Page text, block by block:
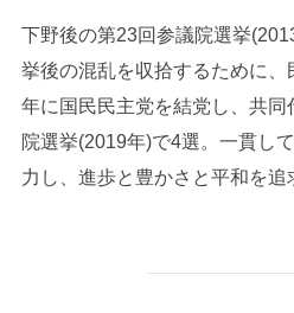
下野後の第23回参議院選挙
挙後の混乱を収拾するために
年に国民民主党を結党し、共
院選挙(2019年)で4選。一貫し
力し、進歩と豊かさと平和を追